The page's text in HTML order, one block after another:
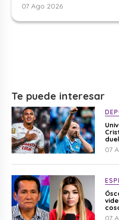
07 Ago 2026
Te puede interesar
07
07